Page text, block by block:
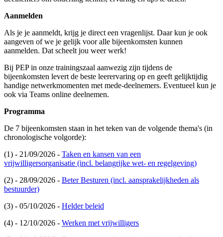
Aanmelden
Als je je aanmeldt, krijg je direct een vragenlijst. Daar kun je ook
aangeven of we je gelijk voor alle bijeenkomsten kunnen
aanmelden. Dat scheelt jou weer werk!
Bij PEP in onze trainingszaal aanwezig zijn tijdens de
bijeenkomsten levert de beste leerervaring op en geeft gelijktijdig
handige netwerkmomenten met mede-deelnemers. Eventueel kun je
ook via Teams online deelnemen.
Programma
De 7 bijeenkomsten staan in het teken van de volgende thema's (in
chronologische volgorde):
(1) - 21/09/2026 - Taken en kansen van een
vrijwilligersorganisatie (incl. belangrijke wet- en regelgeving)
(2) - 28/09/2026 - Beter Besturen (incl. aansprakelijkheden als
bestuurder)
(3) - 05/10/2026 - Helder beleid
(4) - 12/10/2026 - Werken met vrijwilligers